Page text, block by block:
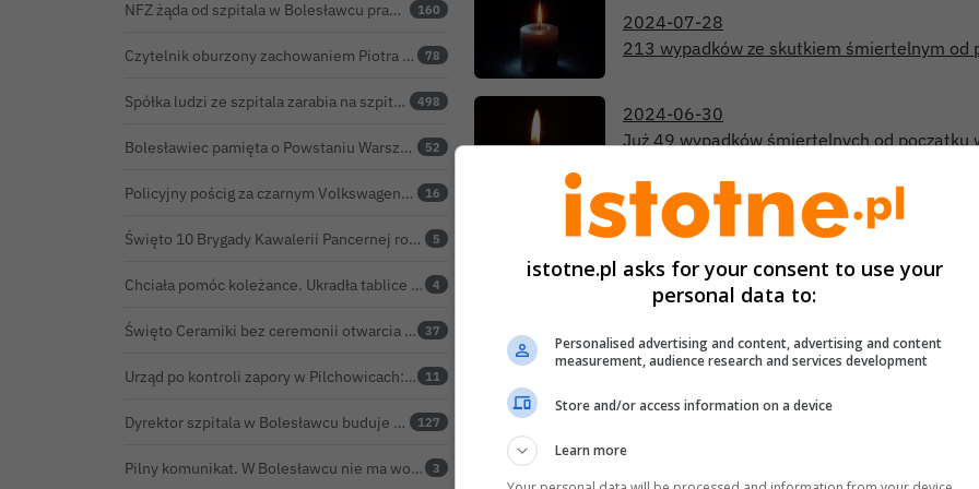
NFZ żąda od szpitala w Bolesławcu prawie 5,9 mln zł. Potężny cios po kontroli rozliczeń 160
Czytelnik oburzony zachowaniem Piotra Romana na rocznicy prezydentury Karola Nawrockiego. Obejrzeliśmy nagranie 78
Spółka ludzi ze szpitala zarabia na szpitalu w Bolesławcu. Kwoty pozostają tajne 498
Bolesławiec pamięta o Powstaniu Warszawskim oraz o walce powstańców z faszyzmem 52
Policyjny pościg za czarnym Volkswagenem. Finał, po kilkudziesięciu kilometrach, w rowie. Wideo 16
Święto 10 Brygady Kawalerii Pancernej rozpoczęte. Za żołnierzami pierwszy dzień uroczystości 5
Chciała pomóc koleżance. Ukradła tablice z... niewłaściwego samochodu 4
Święto Ceramiki bez ceremonii otwarcia na dworcu. Co z obietnicą prezydenta Bolesławca? 37
Urząd po kontroli zapory w Pilchowicach: 23,47 tony martwych ryb i zawiadomienie do prokuratury 11
Dyrektor szpitala w Bolesławcu buduje medyczne imperium. „Gazeta Wyborcza” opisuje jego działalność w całej Polsce 127
Pilny komunikat. W Bolesławcu nie ma wody na jednej z ulic – trwa usuwanie awarii 3
2024-07-28
213 wypadków ze skutkiem śmiertelnym od
2024-06-30
Już 49 wypadków śmiertelnych od początku
2024-03-14
Czy wystawione opinie Google Maps mogą
205 śmiertelnych wypadków drogowych od
114 śmiertelnych wypadków od początku
powiecie bolesławieckim
istotne.pl asks for your consent to use your
personal data to:
Personalised advertising and content, advertising and content
measurement, audience research and services development
Store and/or access information on a device
Learn more